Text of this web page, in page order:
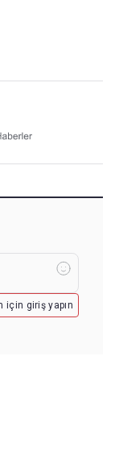
için giriş yapın